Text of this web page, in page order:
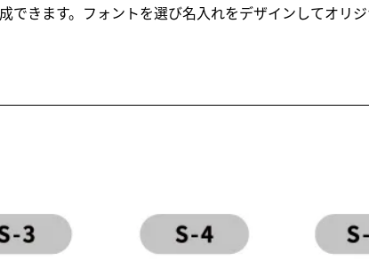
きます。フォントを選び名入れをデザインしてオリ